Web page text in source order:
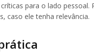
para o lado
caso ele tenha relevância.